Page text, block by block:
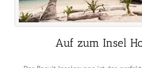
Auf zum Insel